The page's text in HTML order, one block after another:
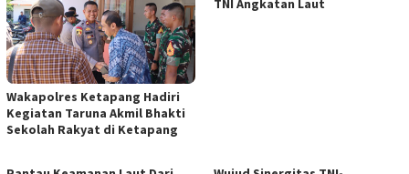
Wakapolres Ketapang Hadiri
Kegiatan Taruna Akmil Bhakti
Sekolah Rakyat di Ketapang
TNI Angkatan Laut